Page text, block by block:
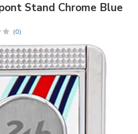
Stand Chrome Blue
(0)